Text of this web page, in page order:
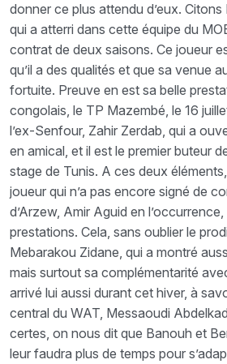
donner ce plus attendu d’eux.
qui a atterri dans cette équipe du
contrat de deux saisons. Ce joueur
qu’il a des qualités et que sa venue
fortuite. Preuve en est sa belle
congolais, le TP Mazembé, le 16
l’ex-Senfour, Zahir Zerdab, qui a
en amical, et il est le premier buteur
stage de Tunis. A ces deux
joueur qui n’a pas encore signé de
d’Arzew, Amir Aguid en
prestations. Cela, sans oublier le
Mebarakou Zidane, qui a montré
mais surtout sa complémentarité
arrivé lui aussi durant cet hiver, à
central du WAT, Messaoudi
certes, on nous dit que Banouh et
leur faudra plus de temps pour